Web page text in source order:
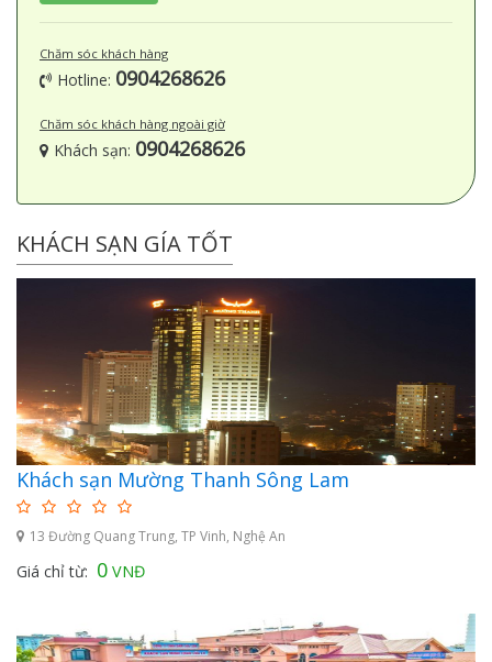
Chăm sóc khách hàng
Hotline: 0904268626
Chăm sóc khách hàng ngoài giờ
Khách sạn: 0904268626
KHÁCH SẠN GÍA TỐT
Khách sạn Mường Thanh Sông Lam
13 Đường Quang Trung, TP Vinh, Nghệ An
Giá chỉ từ: 0 VNĐ